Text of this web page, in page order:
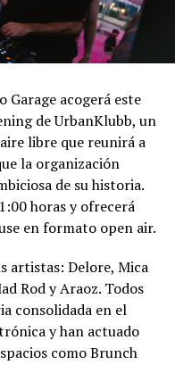
Garage acogerá este
de UrbanKlubb, un
libre que reunirá a
la organización
de su historia.
horas y ofrecerá
en formato open air.
artistas: Delore, Mica
Rod y Araoz. Todos
consolidada en el
y han actuado
como Brunch